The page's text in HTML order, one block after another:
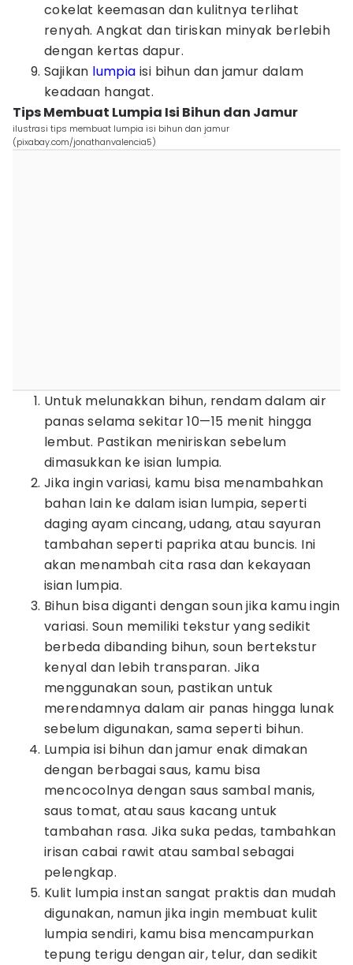
cokelat keemasan dan kulitnya terlihat
renyah. Angkat dan tiriskan minyak berlebih
dengan kertas dapur.
Sajikan lumpia isi bihun dan jamur dalam
keadaan hangat.
Tips Membuat Lumpia Isi Bihun dan Jamur
ilustrasi tips membuat lumpia isi bihun dan jamur
(pixabay.com/jonathanvalencia5)
Untuk melunakkan bihun, rendam dalam air
panas selama sekitar 10—15 menit hingga
lembut. Pastikan meniriskan sebelum
dimasukkan ke isian lumpia.
Jika ingin variasi, kamu bisa menambahkan
bahan lain ke dalam isian lumpia, seperti
daging ayam cincang, udang, atau sayuran
tambahan seperti paprika atau buncis. Ini
akan menambah cita rasa dan kekayaan
isian lumpia.
Bihun bisa diganti dengan soun jika kamu ingin
variasi. Soun memiliki tekstur yang sedikit
berbeda dibanding bihun, soun bertekstur
kenyal dan lebih transparan. Jika
menggunakan soun, pastikan untuk
merendamnya dalam air panas hingga lunak
sebelum digunakan, sama seperti bihun.
Lumpia isi bihun dan jamur enak dimakan
dengan berbagai saus, kamu bisa
mencocolnya dengan saus sambal manis,
saus tomat, atau saus kacang untuk
tambahan rasa. Jika suka pedas, tambahkan
irisan cabai rawit atau sambal sebagai
pelengkap.
Kulit lumpia instan sangat praktis dan mudah
digunakan, namun jika ingin membuat kulit
lumpia sendiri, kamu bisa mencampurkan
tepung terigu dengan air, telur, dan sedikit